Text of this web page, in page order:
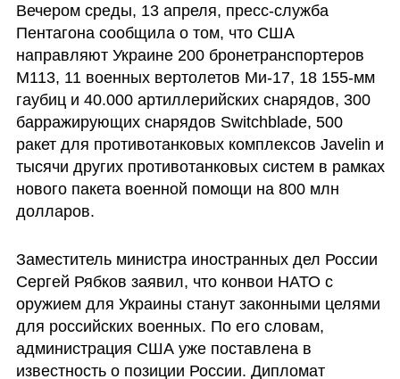
Вечером среды, 13 апреля, пресс-служба
Пентагона сообщила о том, что США
направляют Украине 200 бронетранспортеров
М113, 11 военных вертолетов Ми-17, 18 155-мм
гаубиц и 40.000 артиллерийских снарядов, 300
барражирующих снарядов Switchblade, 500
ракет для противотанковых комплексов Javelin и
тысячи других противотанковых систем в рамках
нового пакета военной помощи на 800 млн
долларов.
Заместитель министра иностранных дел России
Сергей Рябков заявил, что конвои НАТО с
оружием для Украины станут законными целями
для российских военных. По его словам,
администрация США уже поставлена в
известность о позиции России. Дипломат